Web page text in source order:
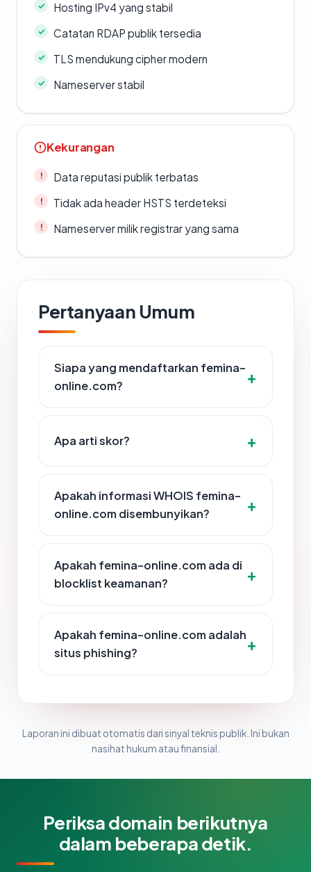
Hosting IPv4 yang stabil
Catatan RDAP publik tersedia
TLS mendukung cipher modern
Nameserver stabil
Kekurangan
Data reputasi publik terbatas
Tidak ada header HSTS terdeteksi
Nameserver milik registrar yang sama
Pertanyaan Umum
Siapa yang mendaftarkan femina-
online.com?
Apa arti skor?
Apakah informasi WHOIS femina-
online.com disembunyikan?
Apakah femina-online.com ada di
blocklist keamanan?
Apakah femina-online.com adalah
situs phishing?
Laporan ini dibuat otomatis dari sinyal teknis publik. Ini bukan
nasihat hukum atau finansial.
Periksa domain berikutnya
dalam beberapa detik.